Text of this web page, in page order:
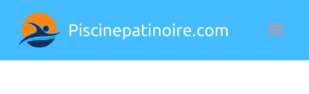
contenu